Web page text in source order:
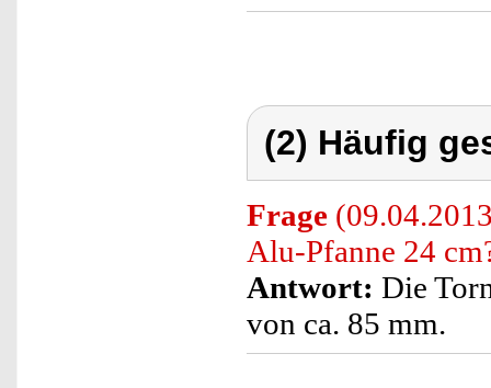
(2) Häufig
Frage
Alu-Pfanne 24
Antwort: Die
von ca. 85 mm.